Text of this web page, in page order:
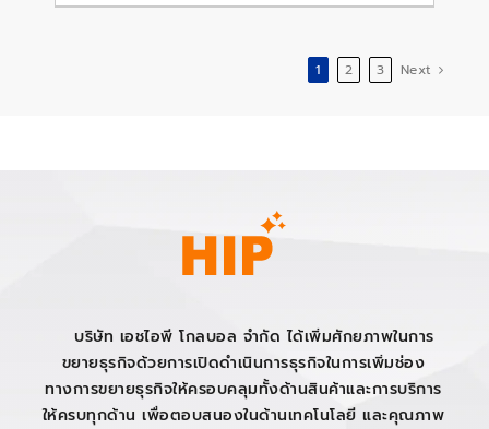
1 2 3 Next
บริษัท เอชไอพี โกลบอล จำกัด ได้เพิ่มศักยภาพในการ
ขยายธุรกิจด้วยการเปิดดำเนินการธุรกิจในการเพิ่มช่อง
ทางการขยายธุรกิจให้ครอบคลุมทั้งด้านสินค้าและการบริการ
ให้ครบทุกด้าน เพื่อตอบสนองในด้านเทคโนโลยี และคุณภาพ